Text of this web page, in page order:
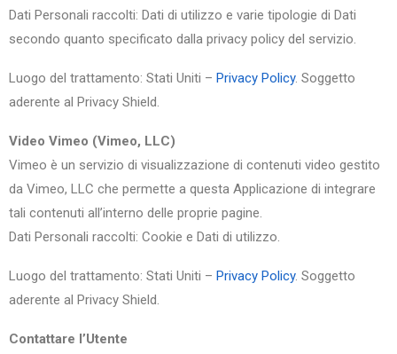
Dati Personali raccolti: Dati di utilizzo e varie tipologie di Dati
secondo quanto specificato dalla privacy policy del servizio.
Luogo del trattamento: Stati Uniti – Privacy Policy. Soggetto
aderente al Privacy Shield.
Video Vimeo (Vimeo, LLC)
Vimeo è un servizio di visualizzazione di contenuti video gestito
da Vimeo, LLC che permette a questa Applicazione di integrare
tali contenuti all’interno delle proprie pagine.
Dati Personali raccolti: Cookie e Dati di utilizzo.
Luogo del trattamento: Stati Uniti – Privacy Policy. Soggetto
aderente al Privacy Shield.
Contattare l’Utente